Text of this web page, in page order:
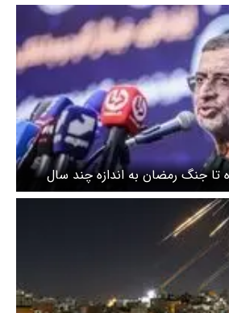
جنگ ۱۲ روزه تا جنگ رمضان به اندازه چند سال